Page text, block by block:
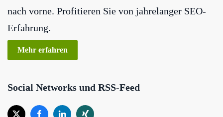
nach vorne. Profitieren Sie von jahrelanger SEO-
Erfahrung.
Mehr erfahren
Social Networks und RSS-Feed